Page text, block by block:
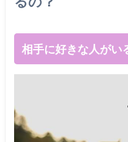
相手に好きな人がい